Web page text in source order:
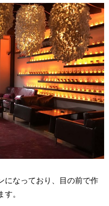
になっており、目の前で作
。